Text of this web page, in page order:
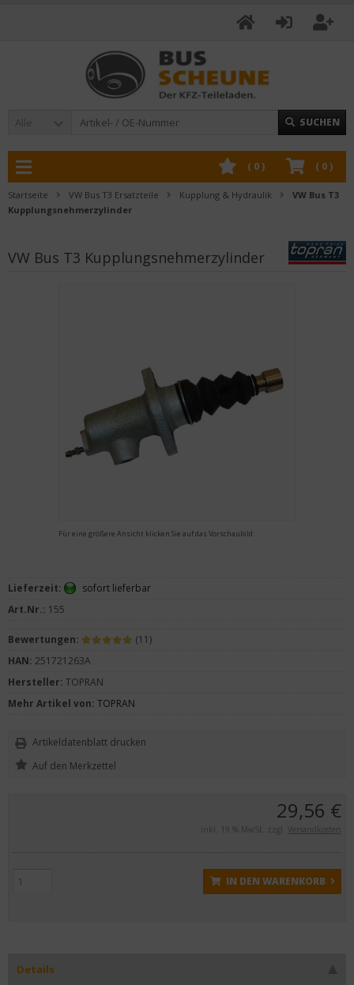
Alle SUCHEN
( 0)
( 0)
Startseite VW Bus T3 Ersatzteile Kupplung & Hydraulik
VW Bus T3
Kupplungsnehmerzylinder
VW Bus T3 Kupplungsnehmerzylinder
Für eine größere Ansicht klicken Sie auf das Vorschaubild
29,56 €
inkl. 19 % MwSt. zzgl. Versandkosten
IN DEN WARENKORB
Lieferzeit:
sofort lieferbar
Art.Nr.: 155
Bewertungen:
(11)
HAN: 251721263A
Hersteller: TOPRAN
Mehr Artikel von: TOPRAN
Artikeldatenblatt drucken
Details